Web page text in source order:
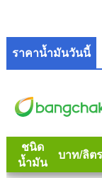
ราคาน้ำมันวันนี้